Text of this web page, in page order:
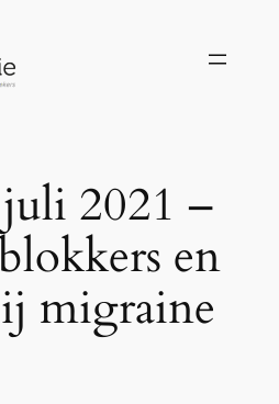
2021 –
en
migraine